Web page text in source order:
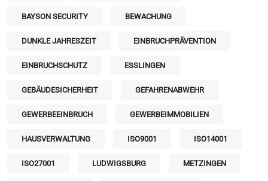
BAYSON SECURITY BEWACHUNG
DUNKLE JAHRESZEIT EINBRUCHPRÄVENTION
EINBRUCHSCHUTZ ESSLINGEN
GEBÄUDESICHERHEIT GEFAHRENABWEHR
GEWERBEEINBRUCH GEWERBEIMMOBILIEN
HAUSVERWALTUNG ISO9001 ISO14001
ISO27001 LUDWIGSBURG METZINGEN